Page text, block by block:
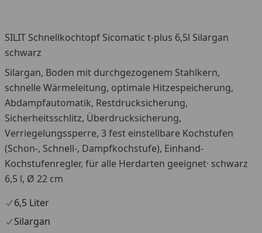
SILIT Schnellkochtopf Sicomatic t-plus 6,5l Silargan
schwarz
Silargan, Boden mit durchgezogenem Stahlkern,
schnelle Wärmeleitung, optimale Hitzespeicherung,
Abdampfautomatik, Restdrucksicherung,
Sicherheitsschlitz, Überdrucksicherung,
Verriegelungssperre, 3 fest einstellbare Kochstufen
(Schon-, Schnell-, Dampfkochstufe), Einhand-
Kochstufenregler, für alle Herdarten geeignet· schwarz
6,5 l, Ø 22 cm
6,5 Liter
Silargan